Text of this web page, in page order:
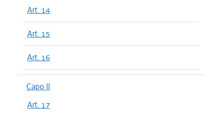
Art. 14
Art. 15
Art. 16
Capo II
Art. 17